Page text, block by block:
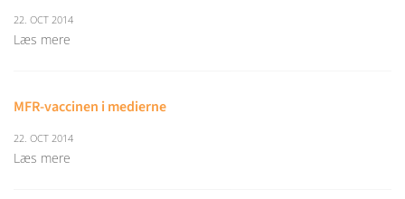
22. OCT 2014
Læs mere
MFR-vaccinen i medierne
22. OCT 2014
Læs mere